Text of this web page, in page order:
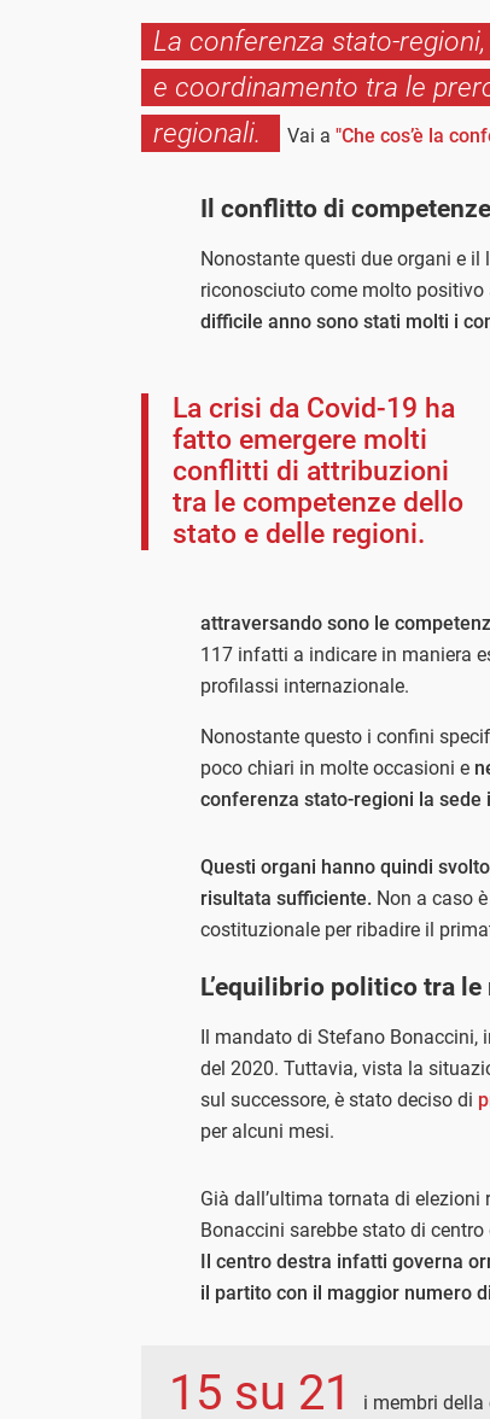
La conferenza stato-
e coordinamento tra le
regionali.
Vai a "Che cos’è la
Il conflitto di competenze
Nonostante questi due organi e il
riconosciuto come molto positivo
difficile anno sono stati molti i
La crisi da Covid-19 ha
fatto emergere molti
conflitti di attribuzioni
tra le competenze dello
stato e delle regioni.
attraversando sono le
117 infatti a indicare in maniera
profilassi internazionale.
Nonostante questo i confini
poco chiari in molte occasioni e
conferenza stato-regioni la
Questi organi hanno quindi
risultata sufficiente. Non a caso
costituzionale per ribadire il
L’equilibrio politico tra le
Il mandato di Stefano Bonaccini,
del 2020. Tuttavia, vista la
sul successore, è stato deciso di
per alcuni mesi.
Già dall’ultima tornata di
Bonaccini sarebbe stato di
Il centro destra infatti governa
il partito con il maggior numero
15 su 21 i membri della